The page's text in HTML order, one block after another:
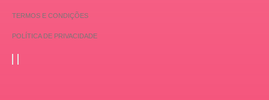
TERMOS E CONDIÇÕES
POLÍTICA DE PRIVACIDADE